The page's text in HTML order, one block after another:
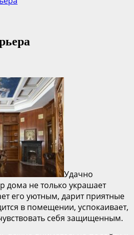
Удачно
дома не только украшает
его уютным, дарит приятные
в помещении, успокаивает,
себя защищенным.